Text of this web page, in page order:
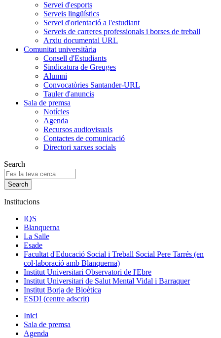
Servei d'esports
Serveis lingüístics
Servei d'orientació a l'estudiant
Serveis de carreres professionals i borses de treball
Arxiu documental URL
Comunitat universitària
Consell d'Estudiants
Sindicatura de Greuges
Alumni
Convocatòries Santander-URL
Tauler d'anuncis
Sala de premsa
Notícies
Agenda
Recursos audiovisuals
Contactes de comunicació
Directori xarxes socials
Search
Institucions
IQS
Blanquerna
La Salle
Esade
Facultat d'Educació Social i Treball Social Pere Tarrés (en
col·laboració amb Blanquerna)
Institut Universitari Observatori de l'Ebre
Institut Universitari de Salut Mental Vidal i Barraquer
Institut Borja de Bioètica
ESDI (centre adscrit)
Inici
Sala de premsa
Agenda